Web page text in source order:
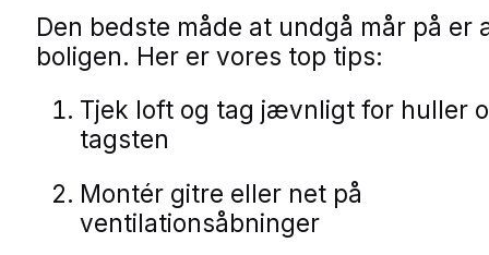
Den bedste måde at undgå mår på er
boligen. Her er vores top tips:
Tjek loft og tag jævnligt for huller
tagsten
Montér gitre eller net på
ventilationsåbninger